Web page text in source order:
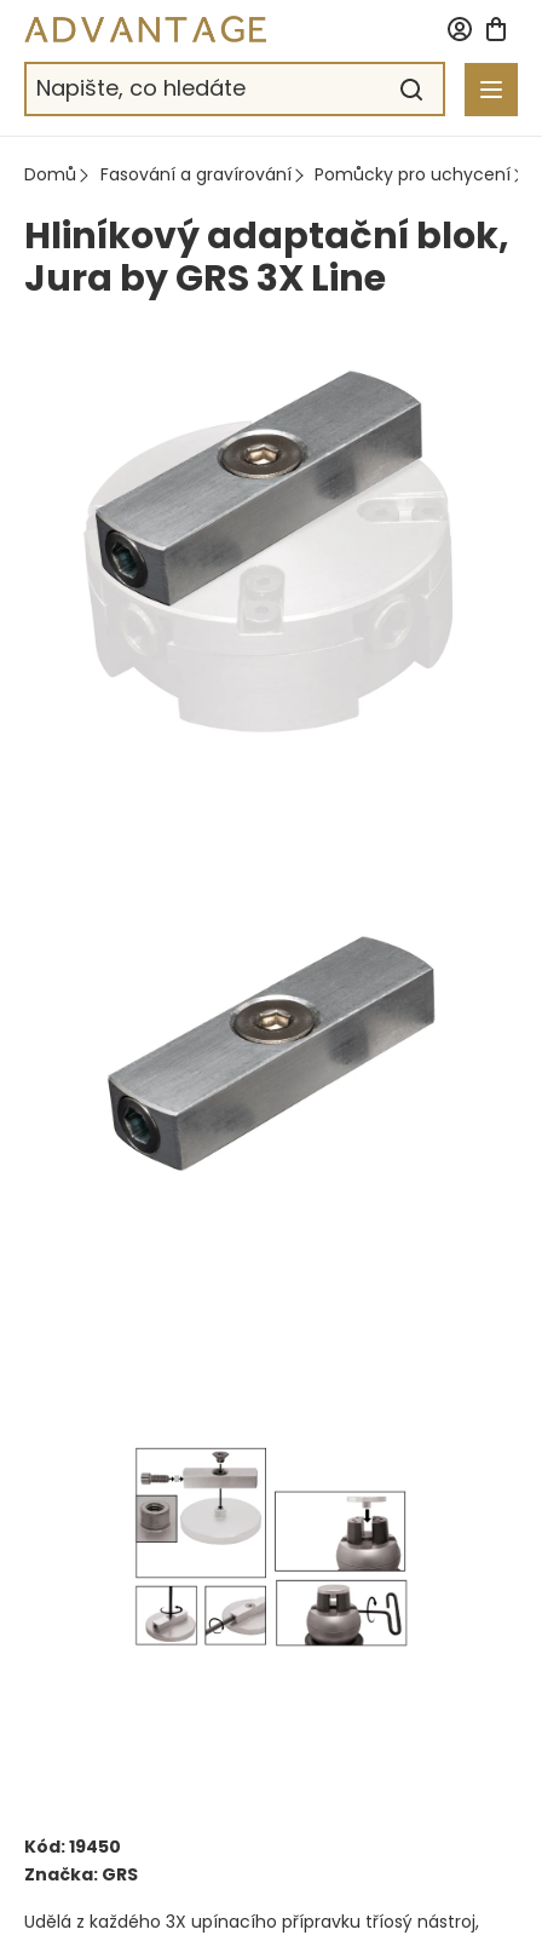
Přejít
obsah
Domů Fasování a gravírování Pomůcky pro uchycení
Hliníkový adaptační blok,
Jura by GRS 3X Line
Kód:19450
Značka: GRS
Udělá z každého 3X upínacího přípravku tříosý nástroj,